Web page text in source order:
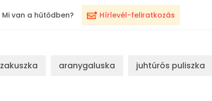
Hírlevél-feliratkozás
Mi van a hűtődben?
zakuszka aranygaluska juhtúrós puliszka